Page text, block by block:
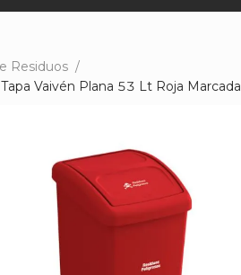
Residuos /
Vaivén Plana 53 Lt Roja Marcada